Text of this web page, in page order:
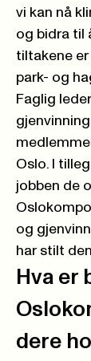
vi kan nå
og bidra til
tiltakene
park- og
Faglig
Oslo. I
jobben de
og
har stilt
Hva er
dere